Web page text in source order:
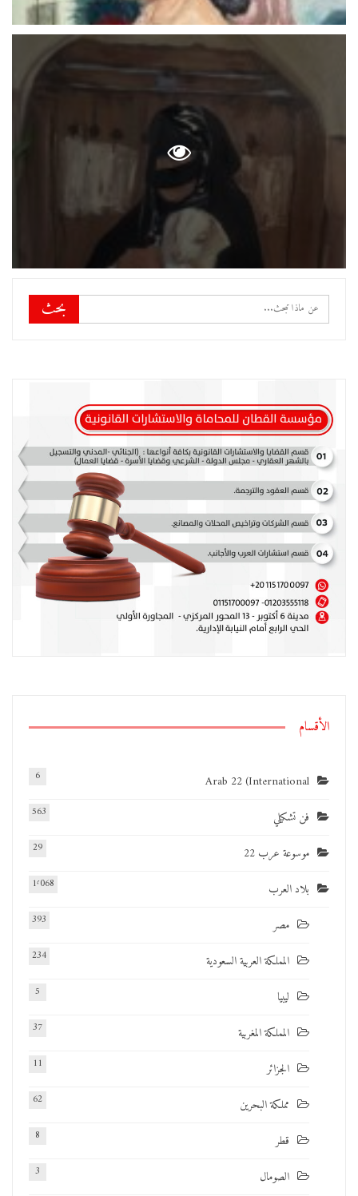
الأقسام
Arab 22 (International
6
فن تشكيلي 563
موسوعة عرب 22 29
بلاد العرب 1٬068
مصر 393
المملكة العربية السعودية 234
ليبيا 5
المملكة المغربية 37
الجزائر 11
مملكة البحرين 62
قطر 8
الصومال 3